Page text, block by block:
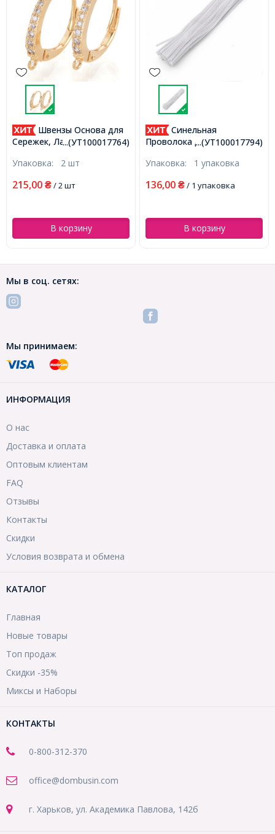
...(УТ100017764)
Швензы Основа для
Сережек, Латунь и
застежка, Позолота 18К,
(УТ100017764)
Упаковка: 2 шт
215,00 ₴/ 2 шт
В корзину
...(УТ100017794)
Синельная
Проволока для Рукоделия
300х5мм, 100шт/упак,
Упаковка: 1 упаковка
136,00 ₴/ 1 упаковка
В корзину
Мы в соц. сетях:
Мы принимаем:
ИНФОРМАЦИЯ
О нас
Доставка и оплата
Оптовым клиентам
FAQ
Отзывы
Контакты
Скидки
Условия возврата и обмена
КАТАЛОГ
Главная
Новые товары
Топ продаж
Скидки -35%
Миксы и Наборы
КОНТАКТЫ
0-800-312-370
office@dombusin.com
г. Харьков, ул. Академика Павлова, 142б